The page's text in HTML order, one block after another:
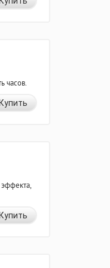
часов.
Купить
Купить